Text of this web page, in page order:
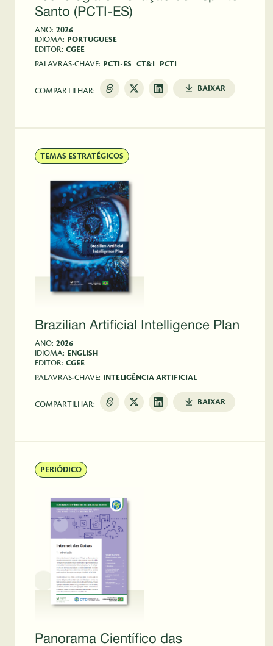
Santo (PCTI-ES)
ANO: 2026
IDIOMA: PORTUGUESE
EDITOR: CGEE
PALAVRAS-CHAVE: PCTI-ES CT&I PCTI
COMPARTILHAR: BAIXAR
TEMAS ESTRATÉGICOS
Brazilian Artificial Intelligence Plan
ANO: 2026
IDIOMA: ENGLISH
EDITOR: CGEE
PALAVRAS-CHAVE:
INTELIGÊNCIA ARTIFICIAL
COMPARTILHAR: BAIXAR
PERIÓDICO
Panorama Científico das